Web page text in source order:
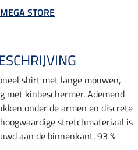
STORE
shirt met lange mouwen,
met kinbeschermer. Ademend
onder de armen en discrete
stretchmateriaal is
aan de binnenkant. 93 %